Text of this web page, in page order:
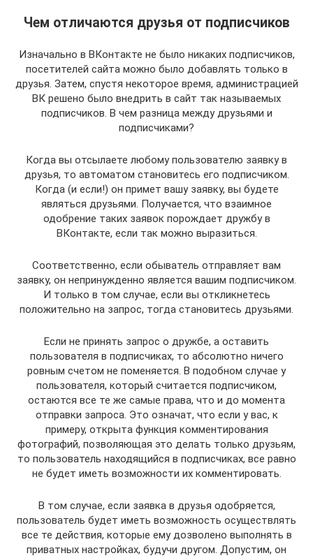
Чем отличаются друзья от подписчиков
Изначально в ВКонтакте не было никаких подписчиков,
посетителей сайта можно было добавлять только в
друзья. Затем, спустя некоторое время, администрацией
ВК решено было внедрить в сайт так называемых
подписчиков. В чем разница между друзьями и
подписчиками?
Когда вы отсылаете любому пользователю заявку в
друзья, то автоматом становитесь его подписчиком.
Когда (и если!) он примет вашу заявку, вы будете
являться друзьями. Получается, что взаимное
одобрение таких заявок порождает дружбу в
ВКонтакте, если так можно выразиться.
Соответственно, если обыватель отправляет вам
заявку, он непринужденно является вашим подписчиком.
И только в том случае, если вы откликнетесь
положительно на запрос, тогда становитесь друзьями.
Если не принять запрос о дружбе, а оставить
пользователя в подписчиках, то абсолютно ничего
ровным счетом не поменяется. В подобном случае у
пользователя, который считается подписчиком,
остаются все те же самые права, что и до момента
отправки запроса. Это означат, что если у вас, к
примеру, открыта функция комментирования
фотографий, позволяющая это делать только друзьям,
то пользователь находящийся в подписчиках, все равно
не будет иметь возможности их комментировать.
В том случае, если заявка в друзья одобряется,
пользователь будет иметь возможность осуществлять
все те действия, которые ему дозволено выполнять в
приватных настройках, будучи другом. Допустим, он